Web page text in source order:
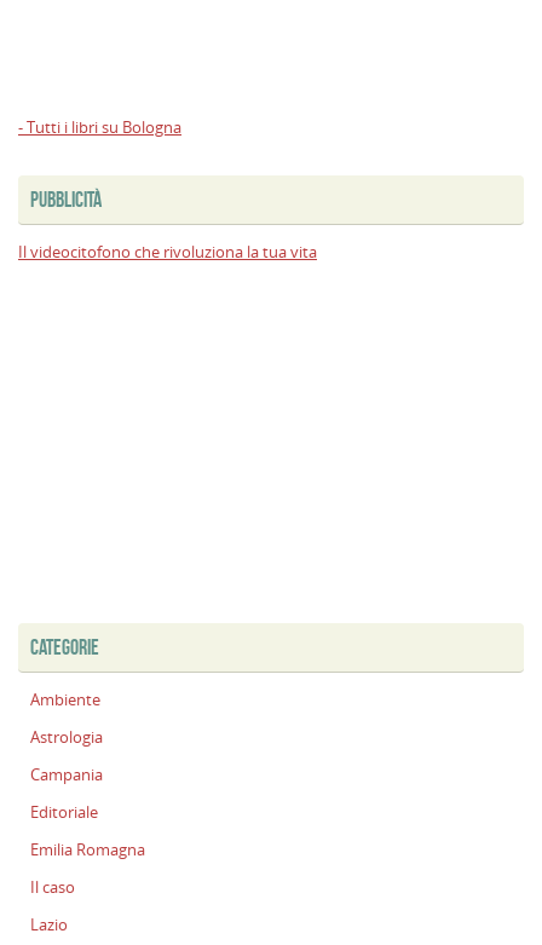
- Tutti i libri su Bologna
PUBBLICITÀ
Il videocitofono che rivoluziona la tua vita
CATEGORIE
Ambiente
Astrologia
Campania
Editoriale
Emilia Romagna
Il caso
Lazio